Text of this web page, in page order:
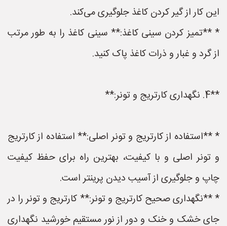
این کار از گیر کردن کاغذ جلوگیری می‌کند.
* **تمیز کردن سینی کاغذ:** سینی کاغذ را به طور مرتب
از گرد و غبار و ذرات کاغذ پاک کنید.
**4. نگهداری کارتریج و تونر:**
* **استفاده از کارتریج و تونر اصلی:** استفاده از کارتریج
و تونر اصلی و با کیفیت، بهترین راه برای حفظ کیفیت
چاپ و جلوگیری از آسیب دیدن پرینتر است.
* **نگهداری صحیح کارتریج و تونر:** کارتریج و تونر را در
جای خشک و خنک و دور از نور مستقیم خورشید نگهداری